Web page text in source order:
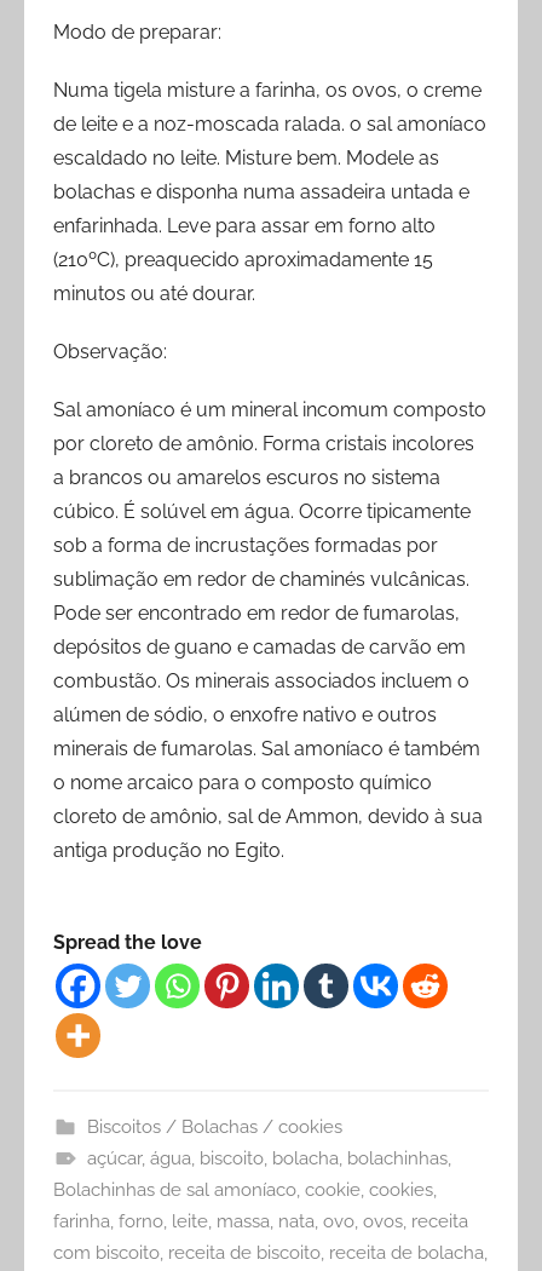
Modo de preparar:
Numa tigela misture a farinha, os ovos, o creme
de leite e a noz-moscada ralada. o sal amoníaco
escaldado no leite. Misture bem. Modele as
bolachas e disponha numa assadeira untada e
enfarinhada. Leve para assar em forno alto
(210ºC), preaquecido aproximadamente 15
minutos ou até dourar.
Observação:
Sal amoníaco é um mineral incomum composto
por cloreto de amônio. Forma cristais incolores
a brancos ou amarelos escuros no sistema
cúbico. É solúvel em água. Ocorre tipicamente
sob a forma de incrustações formadas por
sublimação em redor de chaminés vulcânicas.
Pode ser encontrado em redor de fumarolas,
depósitos de guano e camadas de carvão em
combustão. Os minerais associados incluem o
alúmen de sódio, o enxofre nativo e outros
minerais de fumarolas. Sal amoníaco é também
o nome arcaico para o composto químico
cloreto de amônio, sal de Ammon, devido à sua
antiga produção no Egito.
Spread the love
Biscoitos / Bolachas / cookies
açúcar, água biscoito, bolacha bolachinhas,
Bolachinhas de sal amoníaco cookie cookies
farinha forno leite massa nata ovo ovos receita
com biscoito receita de biscoito receita de bolacha